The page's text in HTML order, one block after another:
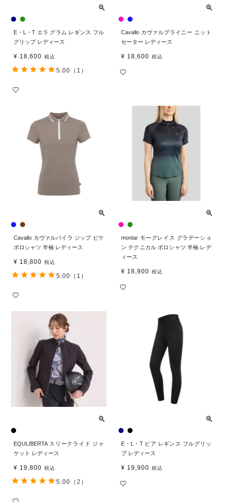
E・L・T エラ グラム レギンス フル
グリップ レディース
¥ 18,600 税込
5.00 （1）
Cavallo カヴァルブライニー ニット
セーター レディース
¥ 18,600 税込
Cavallo カヴァルバイラ ジップ ピケ
ポロシャツ 半袖 レディース
¥ 18,800 税込
5.00 （1）
montar モーグレイス グラデーショ
ン テクニカル ポロシャツ 半袖 レデ
ィース
¥ 18,900 税込
EQULIBERTA スリークライド ジャ
ケット レディース
¥ 19,800 税込
5.00 （2）
E・L・T ピア レギンス フルグリッ
プ レディース
¥ 19,900 税込